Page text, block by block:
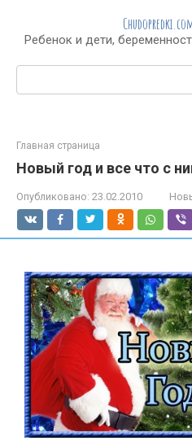
контентуРебенок и дети,
Поиск:
Главная страница
Новый год и все что с
Опубликовано: 23.02.2010